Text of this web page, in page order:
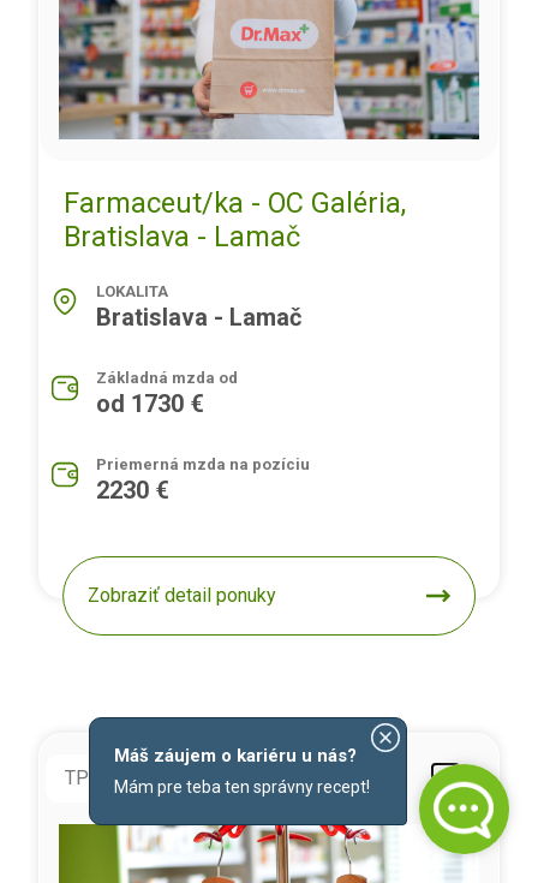
Farmaceut/ka - OC Galéria,
Bratislava - Lamač
LOKALITA
Bratislava - Lamač
Základná mzda od
od 1730 €
Priemerná mzda na pozíciu
2230 €
Zobraziť detail ponuky
TPP doba neurčitá
Máš záujem o kariéru u nás?
Mám pre teba ten správny recept!